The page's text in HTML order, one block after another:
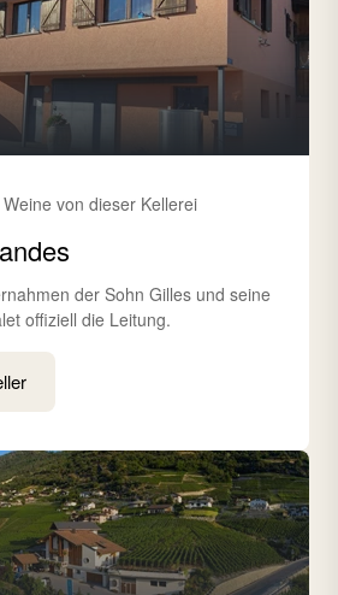
von dieser Kellerei
der Sohn Gilles und seine
offiziell die Leitung.